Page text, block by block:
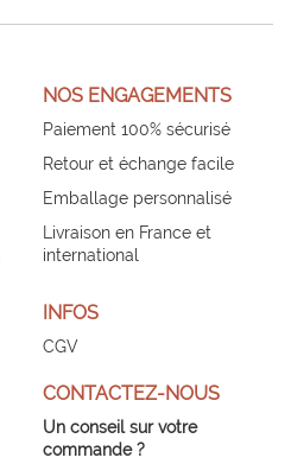
NOS ENGAGEMENTS
Paiement 100% sécurisé
Retour et échange facile
Emballage personnalisé
Livraison en France et
international
INFOS
CGV
CONTACTEZ-NOUS
Un conseil sur votre
commande ?